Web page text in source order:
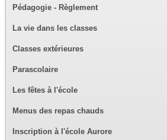
Pédagogie - Règlement
La vie dans les classes
Classes extérieures
Parascolaire
Les fêtes à l'école
Menus des repas chauds
Inscription à l'école Aurore